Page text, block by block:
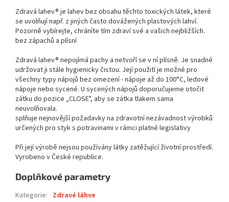
Zdravá lahev® je lahev bez obsahu těchto toxických látek, které
se uvolňují např. z jiných často dovážených plastových lahví.
Pozorně vybírejte, chráníte tím zdraví své a vašich nejbližších.
bez zápachů a plísní
Zdravá lahev® nepojímá pachy a netvoří se v ní plísně. Je snadné
udržovat ji stále hygienicky čistou. Její použití je možné pro
všechny typy nápojů bez omezení - nápoje až do 100°C, ledové
nápoje nebo sycené. U sycených nápojů doporučujeme otočit
zátku do pozice „CLOSE", aby se zátka tlakem sama
neuvolňovala.
splňuje nejnovější požadavky na zdravotní nezávadnost výrobků
určených pro styk s potravinami v rámci platné legislativy
Při její výrobě nejsou používány látky zatěžující životní prostředí.
Vyrobeno v České republice.
Doplňkové parametry
Kategorie: Zdravé láhve